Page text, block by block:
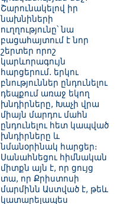
Շարունակելով իր
նախնիների
ուղղությունը՝ նա
բացահայտում է նոր
շերտեր որոշ
կարևորագույն
հարցերում. երկու
բնություններ ընդունելու
դեպքում առաջ եկող
խնդիրները, Խաչի վրա
միայն մարդու մահն
ընդունելու հետ կապված
խնդիրները և
նմանօրինակ հարցեր։
Սանահնեցու հիմնական
միտքն այն է, որ ցույց
տա, որ Քրիստոսի
մարմինն Աստված է, թեև
կատարելապես